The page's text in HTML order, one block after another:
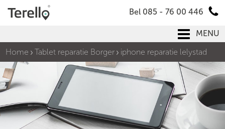
Bel 085 - 76 00 446
MENU
Home
Tablet reparatie Borger iphone reparatie lelystad